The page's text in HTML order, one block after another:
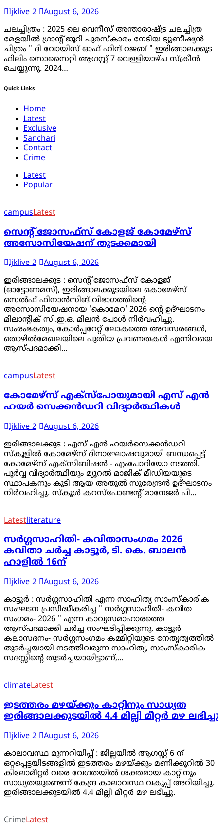
Ijklive 2
August 6, 2026
ചലച്ചിത്രം : 2025 ലെ വെനീസ് അന്താരാഷ്ട്ര ചലച്ചിത്ര
മേളയിൽ ഗ്രാൻ്റ് ജൂറി പുരസ്കാരം നേടിയ ട്യുണീഷ്യൻ
ചിത്രം " ദി വോയിസ് ഓഫ് ഹിന്ദ് റജബ് " ഇരിങ്ങാലക്കുട
ഫിലിം സൊസൈറ്റി ആഗസ്റ്റ് 7 വെള്ളിയാഴ്ച സ്‌ക്രീൻ
ചെയ്യുന്നു. 2024…
Quick Links
Home
Latest
Exclusive
Sanchari
Contact
Crime
Latest
Popular
campusLatest
സെന്റ് ജോസഫ്സ് കോളജ് കോമേഴ്‌സ്
അസോസിയേഷന് തുടക്കമായി
Ijklive 2
August 6, 2026
ഇരിങ്ങാലക്കുട : സെന്റ് ജോസഫ്സ് കോളജ്
(ഓട്ടോണമസ്), ഇരിങ്ങാലക്കുടയിലെ കൊമേഴ്സ്
സെൽഫ് ഫിനാൻസിങ് വിഭാഗത്തിന്റെ
അസോസിയേഷനായ 'കൊമേറ' 2026 ന്റെ ഉദ്ഘാടനം
മിലാന്റിക് സി.ഇ.ഒ. മിലൻ പോൾ നിർവഹിച്ചു.
സംരംഭകത്വം, കോർപ്പറേറ്റ് ലോകത്തെ അവസരങ്ങൾ,
തൊഴിൽമേഖലയിലെ പുതിയ പ്രവണതകൾ എന്നിവയെ
ആസ്പദമാക്കി…
campusLatest
കോമേഴ്സ് എക്സ്പോയുമായി എസ് എൻ
ഹയർ സെക്കൻഡറി വിദ്യാർത്ഥികൾ
Ijklive 2
August 6, 2026
ഇരിങ്ങാലക്കുട : എസ് എൻ ഹയർസെക്കൻഡറി
സ്കൂളിൽ കോമേഴ്സ് ദിനാഘോഷവുമായി ബന്ധപ്പെട്ട്
കോമേഴ്‌സ് എക്സിബിഷൻ - എംപോറിയോ നടത്തി.
പൂർവ്വ വിദ്യാർത്ഥിയും മ്യൂറൽ മാജിക് മീഡിയയുടെ
സ്ഥാപകനും കൂടി ആയ അതുൽ സുരേന്ദ്രൻ ഉദ്ഘാടനം
നിർവഹിച്ചു. സ്കൂൾ കറസ്പോണ്ടന്റ് മാനേജർ പി…
Latestliterature
സർഗ്ഗസാഹിതി- കവിതാസംഗമം 2026
കവിതാ ചർച്ച കാട്ടൂർ, ടി. കെ. ബാലൻ
ഹാളിൽ 16ന്
Ijklive 2
August 6, 2026
കാട്ടൂർ : സർഗ്ഗസാഹിതി എന്ന സാഹിത്യ സാംസ്കാരിക
സംഘടന പ്രസിദ്ധീകരിച്ച " സർഗ്ഗസാഹിതി- കവിത
സംഗമം- 2026 " എന്ന കാവ്യസമാഹാരത്തെ
ആസ്പദമാക്കി ചർച്ച സംഘടിപ്പിക്കുന്നു. കാട്ടൂർ
കലാസദനം- സർഗ്ഗസംഗമം കമ്മിറ്റിയുടെ നേതൃത്വത്തിൽ
തുടർച്ചയായി നടത്തിവരുന്ന സാഹിത്യ, സാംസ്കാരിക
സദസ്സിൻ്റെ തുടർച്ചയായിട്ടാണ്,…
climateLatest
ഇടത്തരം മഴയ്ക്കും കാറ്റിനും സാധ്യത
ഇരിങ്ങാലക്കുടയിൽ 4.4 മില്ലി മീറ്റർ മഴ
Ijklive 2
August 6, 2026
കാലാവസ്ഥ മുന്നറിയിപ്പ് : ജില്ലയിൽ ആഗസ്റ്റ് 6 ന്
ഒറ്റപ്പെട്ടയിടങ്ങളിൽ ഇടത്തരം മഴയ്ക്കും മണിക്കൂറിൽ 30
കിലോമീറ്റർ വരെ വേഗതയിൽ ശക്തമായ കാറ്റിനും
സാധ്യതയുണ്ടെന്ന് കേന്ദ്ര കാലാവസ്ഥ വകുപ്പ് അറിയിച്ചു.
ഇരിങ്ങാലക്കുടയിൽ 4.4 മില്ലി മീറ്റർ മഴ ലഭിച്ചു.
CrimeLatest